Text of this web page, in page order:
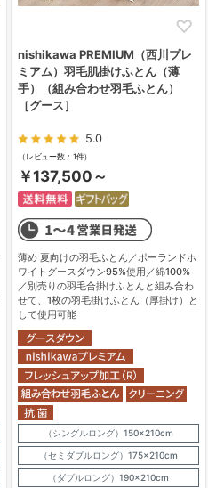
nishikawa PREMIUM（西川プレ
ミアム）羽毛肌掛けふとん（薄
手）（組み合わせ羽毛ふとん）
［グース］
5.0
（レビュー数：1件）
￥137,500～
薄め 夏向けの羽毛ふとん／ポーランドホ
ワイトグースダウン95%使用／綿100%
／別売りの羽毛合掛けふとんと組み合わ
せて、1枚の羽毛掛けふとん（厚掛け）と
して使用可能
（シングルロング）150×210cm
（セミダブルロング）175×210cm
（ダブルロング）190×210cm